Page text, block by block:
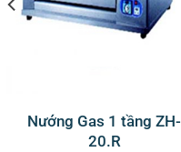
Nướng Gas 1 tầng ZH-
20.R